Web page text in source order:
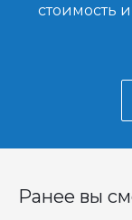
стоимость
Ранее вы